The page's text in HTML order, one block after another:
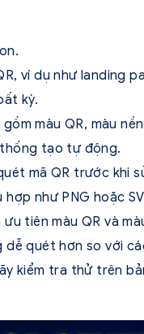
ví dụ như landing
kỳ.
màu QR, màu
thống tạo tự động.
mã QR trước khi
hợp như PNG hoặc
tiên màu QR và
quét hơn so với
kiểm tra thử trên